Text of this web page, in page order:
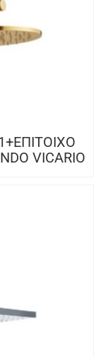
VICARIO